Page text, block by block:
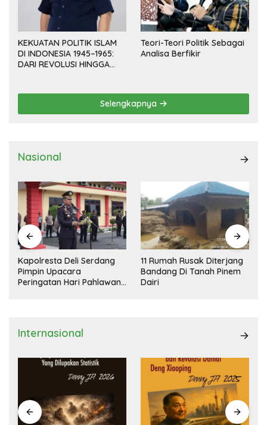
KEKUATAN POLITIK ISLAM
DI INDONESIA 1945–1965:
DARI REVOLUSI HINGGA
Teori-Teori Politik Sebagai
Analisa Berfikir
Selengkapnya
Nasional
Kapolresta Deli Serdang
Pimpin Upacara
Peringatan Hari Pahlawan
11 Rumah Rusak Diterjang
Bandang Di Tanah Pinem
Dairi
Internasional